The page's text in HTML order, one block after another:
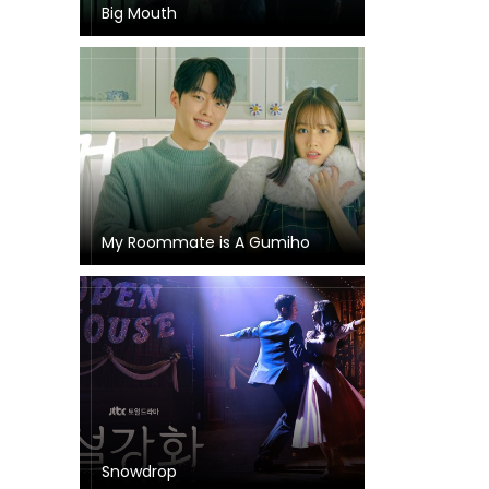
Big Mouth
My Roommate is A Gumiho
Snowdrop